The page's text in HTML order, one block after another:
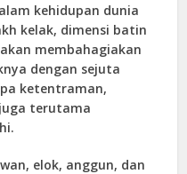
kehidupan dunia
kelak, dimensi batin
membahagiakan
dengan sejuta
ketentraman,
terutama
elok, anggun, dan